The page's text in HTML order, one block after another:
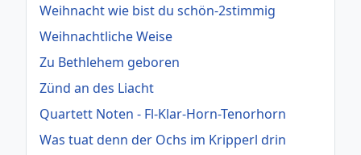
Weihnacht wie bist du schön-2stimmig
Weihnachtliche Weise
Zu Bethlehem geboren
Zünd an des Liacht
Quartett Noten - Fl-Klar-Horn-Tenorhorn
Was tuat denn der Ochs im Kripperl drin